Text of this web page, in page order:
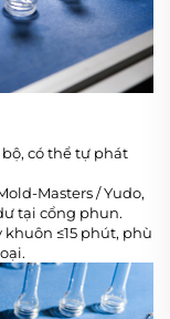
có thể tự phát
Masters / Yudo,
tại cổng phun.
≤15 phút, phù